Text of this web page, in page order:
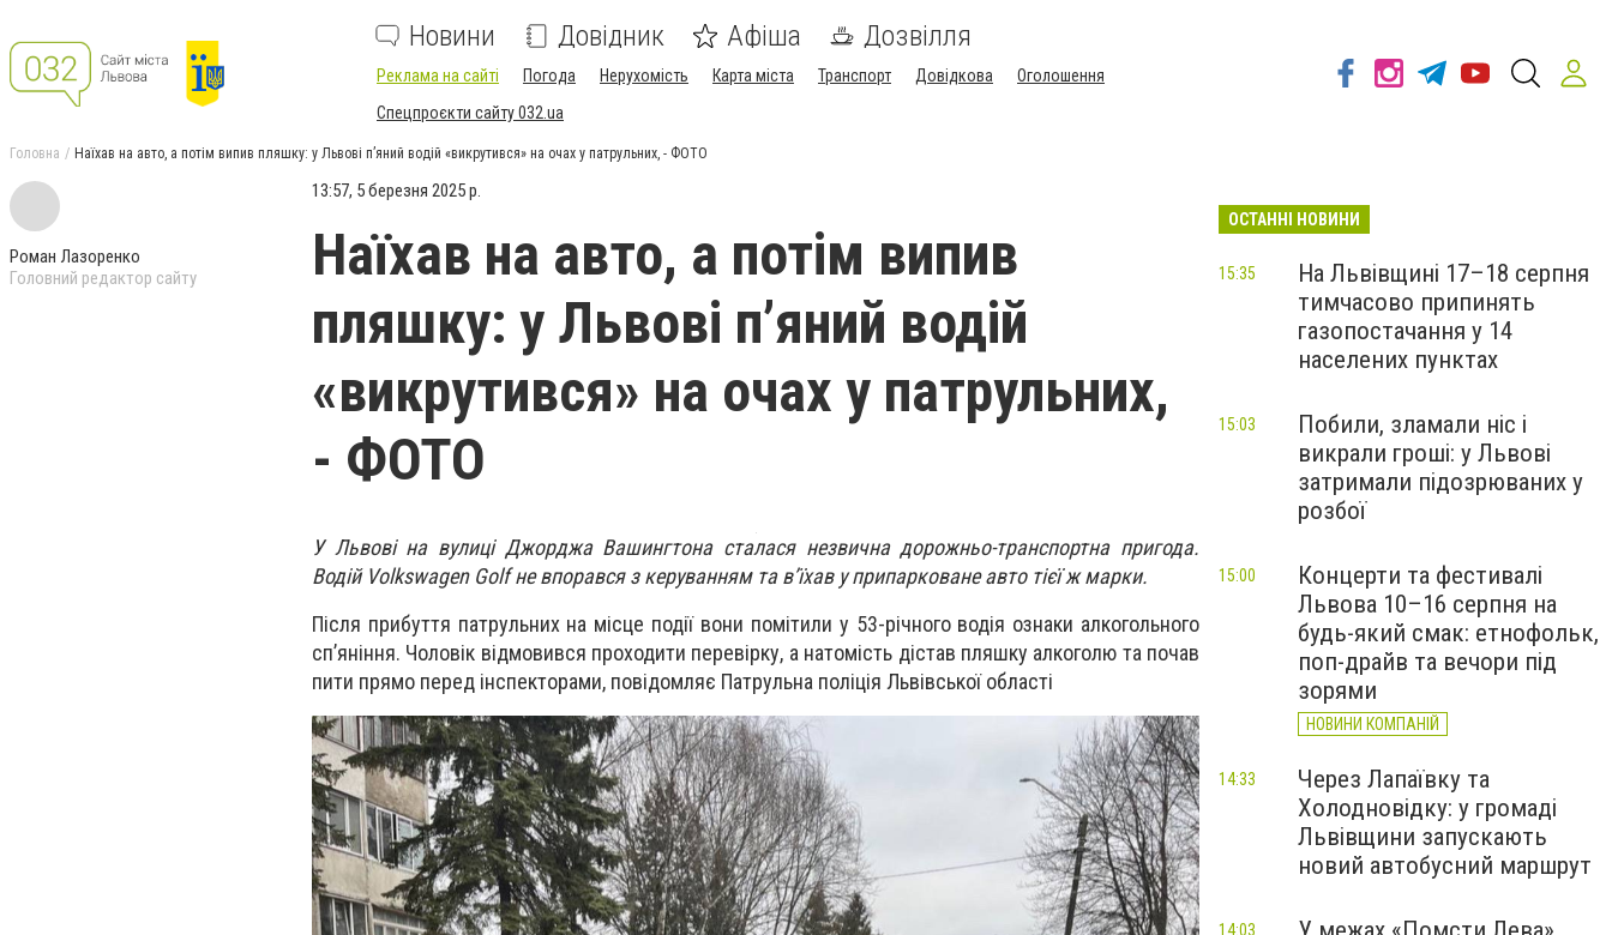
Новини Довідник Афіша Дозвілля
Реклама на сайті Погода Нерухомість Карта міста Транспорт Довідкова
Оголошення
Спецпроєкти сайту 032.ua
Головна Наїхав на авто, а потім випив пляшку: у Львові п’яний водій «викрутився» на очах у патрульних, - ФОТО
Роман Лазоренко
Головний редактор сайту
13:57, 5 березня 2025 р.
Наїхав на авто, а потім випив
пляшку: у Львові п’яний водій
«викрутився» на очах у патрульних,
- ФОТО
У Львові на вулиці Джорджа Вашингтона сталася незвична дорожньо-транспортна пригода.
Водій Volkswagen Golf не впорався з керуванням та в’їхав у припарковане авто тієї ж марки.
Після прибуття патрульних на місце події вони помітили у 53-річного водія ознаки алкогольного
сп’яніння. Чоловік відмовився проходити перевірку, а натомість дістав пляшку алкоголю та почав
пити прямо перед інспекторами, повідомляє Патрульна поліція Львівської області
ОСТАННІ НОВИНИ
На Львівщині 17–18 серпня
тимчасово припинять
газопостачання у 14
населених пунктах
15:35
Побили, зламали ніс і
викрали гроші: у Львові
затримали підозрюваних у
розбої
15:03
Концерти та фестивалі
Львова 10–16 серпня на
будь-який смак: етнофольк,
поп-драйв та вечори під
зорями
НОВИНИ КОМПАНІЙ
15:00
Через Лапаївку та
Холодновідку: у громаді
Львівщини запускають
новий автобусний маршрут
14:33
14:03